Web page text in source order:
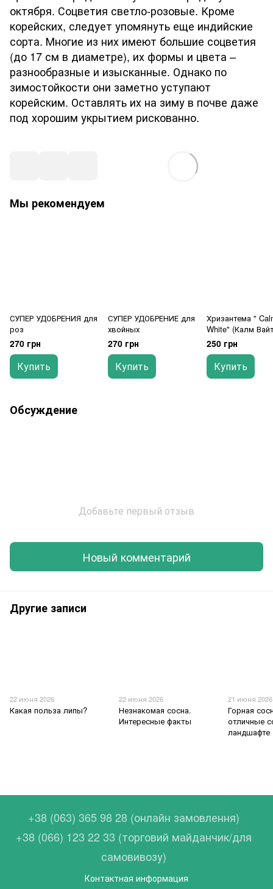
октября. Соцветия светло-розовые. Кроме
корейских, следует упомянуть еще индийские
сорта. Многие из них имеют большие соцветия
(до 17 см в диаметре), их формы и цвета –
разнообразные и изысканные. Однако по
зимостойкости они заметно уступают
корейским. Оставлять их на зиму в почве даже
под хорошим укрытием рискованно.
Мы рекомендуем
СУПЕР УДОБРЕНИЯ для
роз
270 грн
Купить
СУПЕР УДОБРЕНИЕ для
хвойных
270 грн
Купить
Хризантема "
White" (Калм
250 грн
Купить
Обсуждение
Добавьте первый отзыв
Новый комментарий
Другие записи
22 июня 2026
Какая польза липы?
22 июня 2026
Незнакомая сосна.
Интересные факты
21 июня 2026
Горная
отличные
ландшафте
+38 (063) 365 98 28 (онлайн замовлення)
+38 (066) 123 22 33 (торговий майданчик/для
самовивозу)
Контактная информация